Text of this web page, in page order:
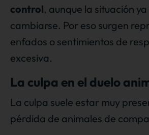
control, aunque la situación
cambiarse. Por eso surgen
enfados o sentimientos de
excesiva.
La culpa en el duelo
La culpa suele estar muy
pérdida de animales de